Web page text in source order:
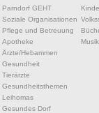
Parndorf GEHT
Soziale Organisationen
Pflege und Betreuung
Apotheke
Ärzte/Hebammen
Gesundheit
Tierärzte
Gesundheitsthemen
Leihomas
Gesundes Dorf